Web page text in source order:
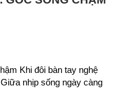
Khi đôi bàn tay nghệ
nhịp sống ngày càng